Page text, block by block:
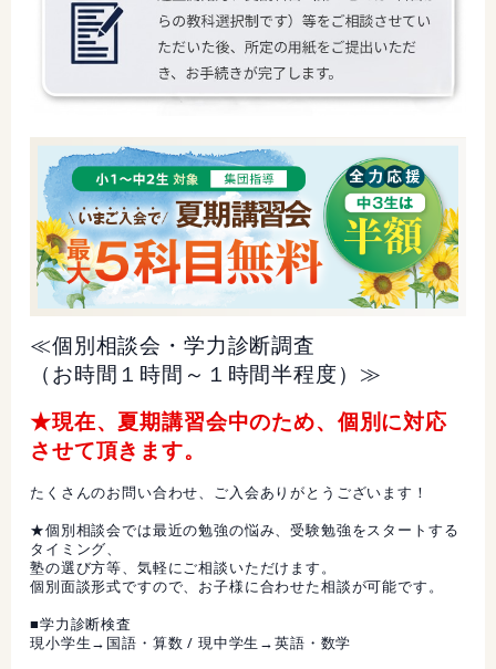
≪個別相談会・学力診断調査
（お時間１時間～１時間半程度）≫
★現在、夏期講習会中のため、個別に対応
させて頂きます。
たくさんのお問い合わせ、ご入会ありがとうございます！
★個別相談会では最近の勉強の悩み、受験勉強をスタートする
タイミング、
塾の選び方等、気軽にご相談いただけます。
個別面談形式ですので、お子様に合わせた相談が可能です。
■学力診断検査
現小学生→国語・算数 / 現中学生→英語・数学